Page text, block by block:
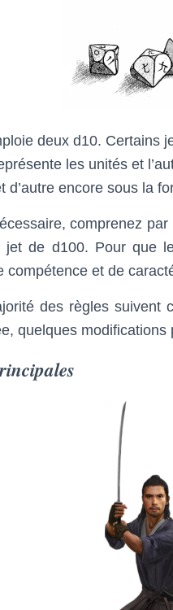
deux d10. Certains
les unités et
d’autre encore sous la
comprenez
jet de d100. Pour que
compétence et de
des règles suivent
quelques